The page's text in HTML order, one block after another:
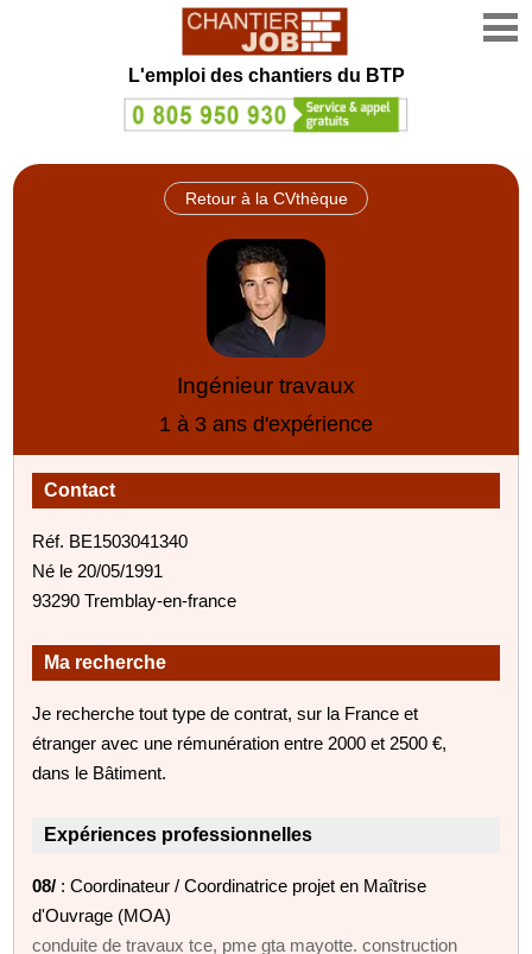
L'emploi des chantiers du BTP
Retour à la CVthèque
Ingénieur travaux
1 à 3 ans d'expérience
Contact
Réf. BE1503041340
Né le 20/05/1991
93290 Tremblay-en-france
Ma recherche
Je recherche tout type de contrat, sur la France et
étranger avec une rémunération entre 2000 et 2500 €,
dans le Bâtiment.
Expériences professionnelles
08/ : Coordinateur / Coordinatrice projet en Maîtrise
d'Ouvrage (MOA)
conduite de travaux tce, pme gta mayotte. construction